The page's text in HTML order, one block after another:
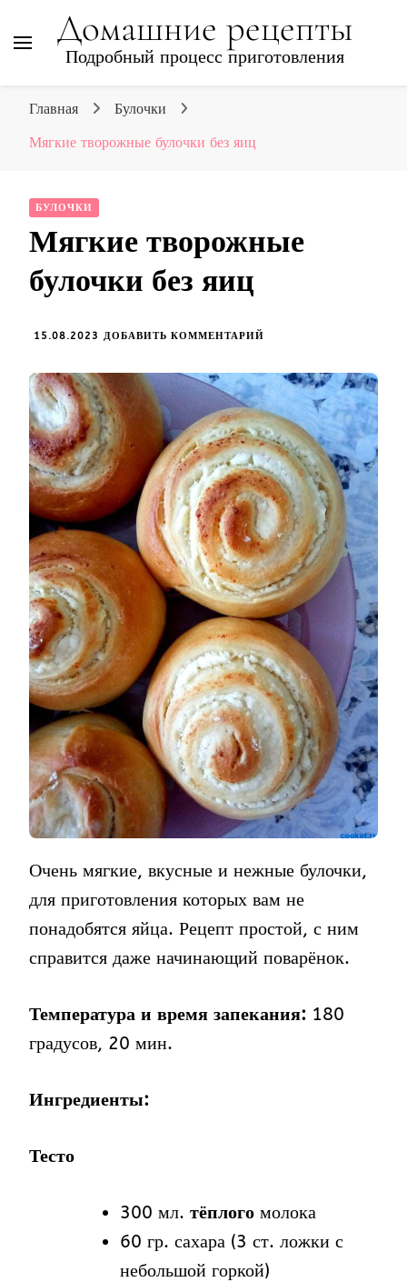
Домашние рецепты
Подробный процесс приготовления
Главная Булочки
Мягкие творожные булочки без яиц
БУЛОЧКИ
Мягкие творожные
булочки без яиц
15.08.2023 ДОБАВИТЬ КОММЕНТАРИЙ
МЯГКИЕ
ТВОРОЖНЫЕ
БУЛОЧКИ
БЕЗ
ЯИЦ
Очень мягкие, вкусные и нежные булочки,
для приготовления которых вам не
понадобятся яйца. Рецепт простой, с ним
справится даже начинающий поварёнок.
Температура и время запекания: 180
градусов, 20 мин.
Ингредиенты:
Тесто
300 мл. тёплого молока
60 гр. сахара (3 ст. ложки с
небольшой горкой)